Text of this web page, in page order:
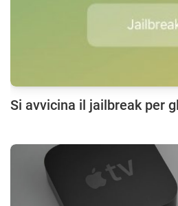
Si avvicina il jailbreak per